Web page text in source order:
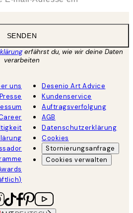
SENDEN
erfährst du, wie wir deine Daten
verarbeiten
uns
Presse
Desenio Art Advice
Kundenservice
Auftragsverfolgung
AGB
Datenschutzerklärung
Cookies
Stornierungsanfrage
Cookies verwalten